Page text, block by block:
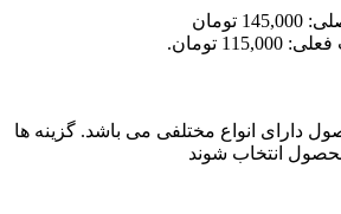
قیمت اصلی: 145,000 تومان
تومان.
دارای انواع مختلفی می باشد. گزینه ها
انتخاب شوند